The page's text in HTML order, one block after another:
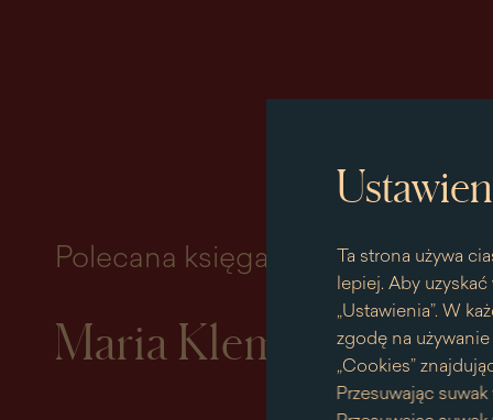
Ta strona używa
lepiej. Aby
„Ustawienia”. W
zgodę na
„Cookies”
Przesuwając
Polecana księga miesiąca
Maria Klementyna